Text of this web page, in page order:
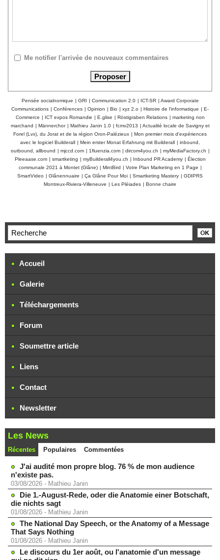
Me notifier l'arrivée de nouveaux commentaires
Pensée socialnomique | GRI | Communication 2.0 | ICT-SR | Award Corporate
Communications | Conférences | Opinion | Bio | xyz 2.o | Histoire de l'informatique | E-
Commerce | ICT expos Romandie | E.glise | Röstigraben Relations | marketing non
marchand | Männerchor | Mathieu Janin 1.0 | fcmv2013 | Actualité locale de Savigny et
Forel (Lvx), du Jorat et de la région Oron-Palézieux | Mon premier mois d'expériences
avec le logiciel Builderall | Mein erster Monat Erfahrung mit Builderall | inbound,
outbound, allbound | mjccd.com | 1fluenzia.com | dircom4you.ch | myMediaFactory.ch |
Pleeaase.com | smartketing | myBuilderall4you.ch | Inbound PR Academy | Élection
communale 2021 à Montet (Glâne) | MintBird | Votre Plan Marketing en 1 Page |
SmartVideo | Glânennuaire | Ça Glâne Pour Moi | Smartketing Mastery | GDIPRS
Montreux-Riviera-Villeneuve | Les Pléiades | Bonne chaire
Accueil
Galerie
Téléchargements
Forum
Soumettre article
Liens
Contact
Newsletter
Les News
Récentes Populaires Commentées
J'ai audité mon propre blog. 76 % de mon audience
n'existe pas.
03/08/2026 - Mathieu Janin
Die 1.-August-Rede, oder die Anatomie einer Botschaft,
die nichts sagt
01/08/2026 - Mathieu Janin
The National Day Speech, or the Anatomy of a Message
That Says Nothing
01/08/2026 - Mathieu Janin
Le discours du 1er août, ou l'anatomie d'un message